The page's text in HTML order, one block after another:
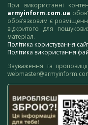
При використанні
armyinform.com.ua
обов’язковим є
відкритого для
матеріал.
Політика користування
Політика використання
Зауваження та